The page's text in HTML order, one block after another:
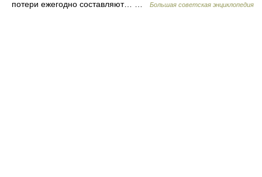
потери ежегодно составляют… …
Большая советская энциклопедия